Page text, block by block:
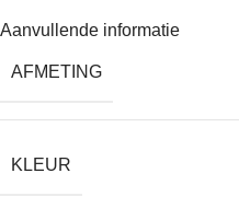
Aanvullende informatie
AFMETING
KLEUR